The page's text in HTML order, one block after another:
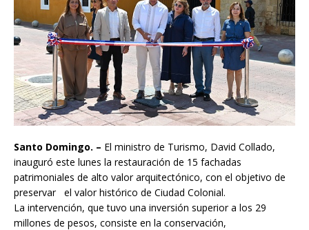
Santo Domingo. – El ministro de Turismo, David Collado,
inauguró este lunes la restauración de 15 fachadas
patrimoniales de alto valor arquitectónico, con el objetivo de
preservar el valor histórico de Ciudad Colonial.
La intervención, que tuvo una inversión superior a los 29
millones de pesos, consiste en la conservación,